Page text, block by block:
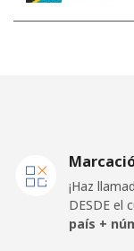
Línea fija
⁦3.9¢⁩
¡Haz
DESDE el
país +